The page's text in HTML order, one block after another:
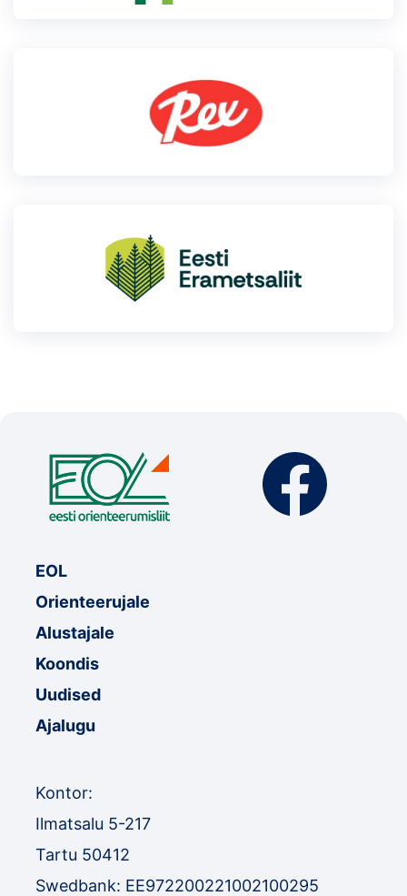
EOL
Orienteerujale
Alustajale
Koondis
Uudised
Ajalugu
Kontor:
Ilmatsalu 5-217
Tartu 50412
Swedbank: EE972200221002100295